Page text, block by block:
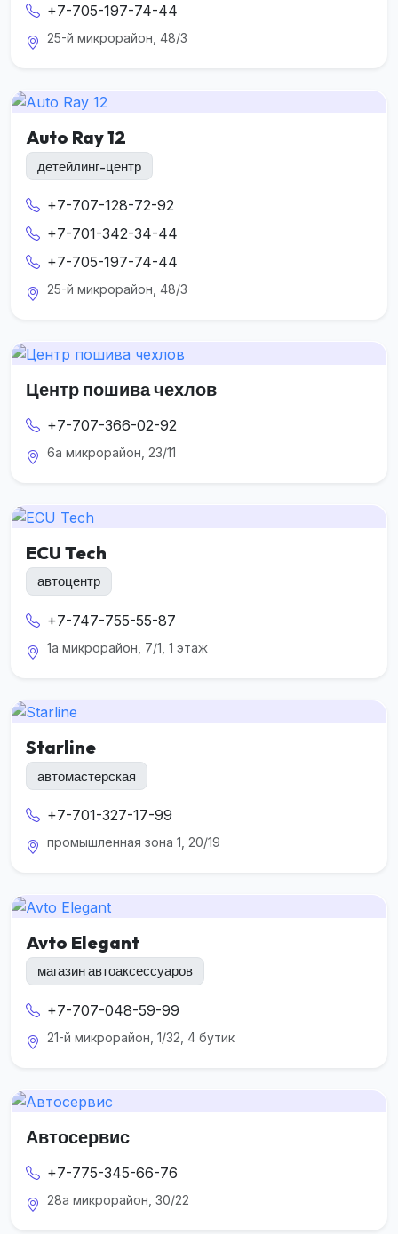
+7-705-197-74-44
25-й микрорайон, 48/3
Auto Ray 12
детейлинг-центр
+7-707-128-72-92
+7-701-342-34-44
+7-705-197-74-44
25-й микрорайон, 48/3
Центр пошива чехлов
+7-707-366-02-92
6а микрорайон, 23/11
ECU Tech
автоцентр
+7-747-755-55-87
1а микрорайон, 7/1, 1 этаж
Starline
автомастерская
+7-701-327-17-99
промышленная зона 1, 20/19
Avto Elegant
магазин автоаксессуаров
+7-707-048-59-99
21-й микрорайон, 1/32, 4 бутик
Автосервис
+7-775-345-66-76
28а микрорайон, 30/22